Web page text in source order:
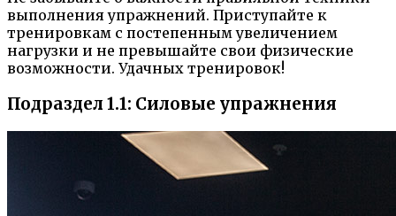
выполнения упражнений. Приступайте к
тренировкам с постепенным увеличением
нагрузки и не превышайте свои физические
возможности. Удачных тренировок!
Подраздел 1.1: Силовые упражнения